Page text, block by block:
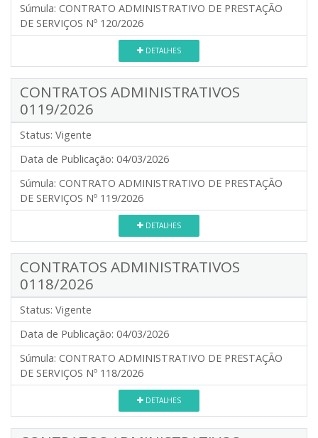
Súmula: CONTRATO ADMINISTRATIVO DE PRESTAÇÃO
DE SERVIÇOS Nº 120/2026
DETALHES
CONTRATOS ADMINISTRATIVOS
0119/2026
Status: Vigente
Data de Publicação: 04/03/2026
Súmula: CONTRATO ADMINISTRATIVO DE PRESTAÇÃO
DE SERVIÇOS Nº 119/2026
DETALHES
CONTRATOS ADMINISTRATIVOS
0118/2026
Status: Vigente
Data de Publicação: 04/03/2026
Súmula: CONTRATO ADMINISTRATIVO DE PRESTAÇÃO
DE SERVIÇOS Nº 118/2026
DETALHES